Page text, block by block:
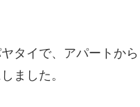
タイで、アパートか
ました。